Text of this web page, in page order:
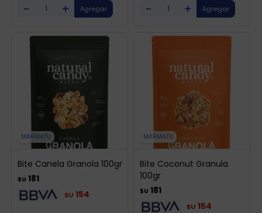
- + - +
MARMATU
Bite Canela Granola 100gr
$U 181
$U 154
MARMATU
Bite Coconut Granula
100gr
$U 181
$U 154